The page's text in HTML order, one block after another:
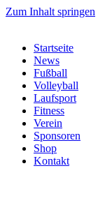
Zum Inhalt springen
Startseite
News
Fußball
Volleyball
Laufsport
Fitness
Verein
Sponsoren
Shop
Kontakt